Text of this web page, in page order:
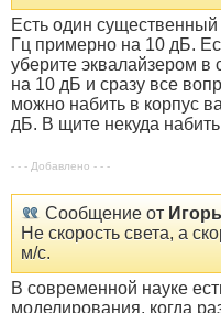
Есть один
Гц примерно на 10 дБ.
уберите эквалайзером в
на 10 дБ и сразу все
можно набить в корпус
дБ. В щите некуда набить
- - - Добавлено - - -
Сообщение от
Не скорость света, а
м/с.
В современной науке
моделирования, когда